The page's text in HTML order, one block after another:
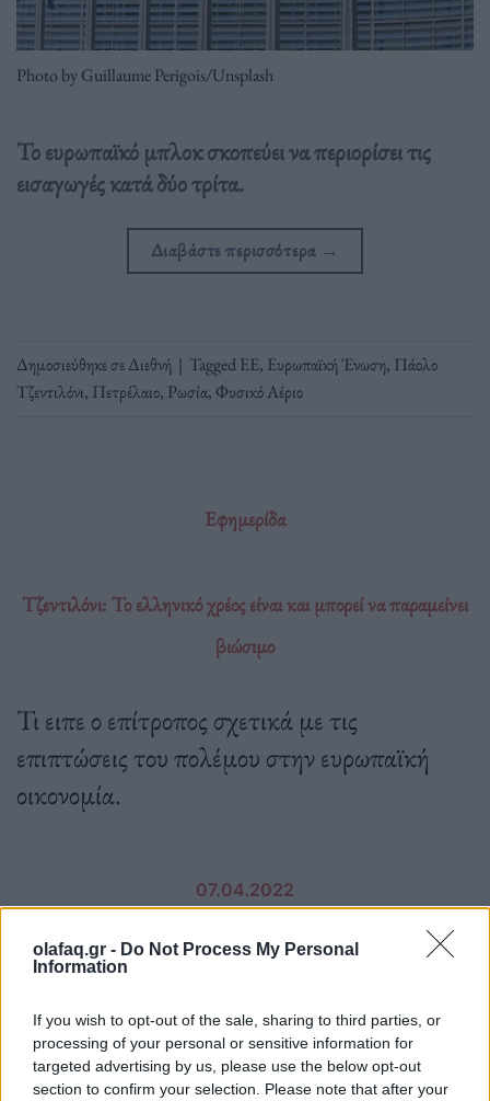
olafaq.gr - Do Not Process My Personal
Information
If you wish to opt-out of the sale, sharing to third parties, or
processing of your personal or sensitive information for
targeted advertising by us, please use the below opt-out
section to confirm your selection. Please note that after your
Photo by Guillaume Perigois/Unsplash
Το ευρωπαϊκό μπλοκ σκοπεύει να περιορίσει τις
εισαγωγές κατά δύο τρίτα.
Διαβάστε περισσότερα →
Δημοσιεύθηκε σεΔιεθνή | TaggedΕΕ, Ευρωπαϊκή Ένωση, Πάολο
Τζεντιλόνι, Πετρέλαιο, Ρωσία, Φυσικό Αέριο
Εφημερίδα
Τζεντιλόνι: Το ελληνικό χρέος είναι και μπορεί να παραμείνει
βιώσιμο
Τι ειπε ο επίτροπος σχετικά με τις
επιπτώσεις του πολέμου στην ευρωπαϊκή
οικονομία.
07.04.2022